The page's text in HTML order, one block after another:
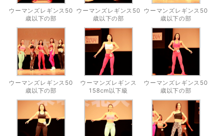
ウーマンズレギンス50
歳以下の部
ウーマンズレギンス50
歳以下の部
ウーマンズレギンス50
歳以下の部
ウーマンズレギンス50
歳以下の部
ウーマンズレギンス
158cm以下級
ウーマンズレギンス50
歳以下の部